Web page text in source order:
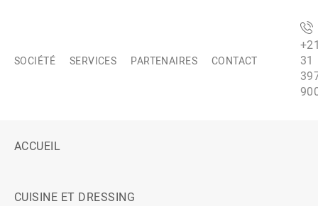
SOCIÉTÉ SERVICES PARTENAIRES CONTACT
31
ACCUEIL
CUISINE ET DRESSING